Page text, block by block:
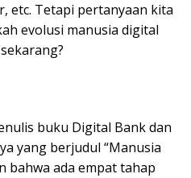
etc. Tetapi pertanyaan kita
evolusi manusia digital
buku Digital Bank dan
yang berjudul “Manusia
bahwa ada empat tahap